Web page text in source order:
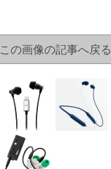
この画像の記事へ戻る